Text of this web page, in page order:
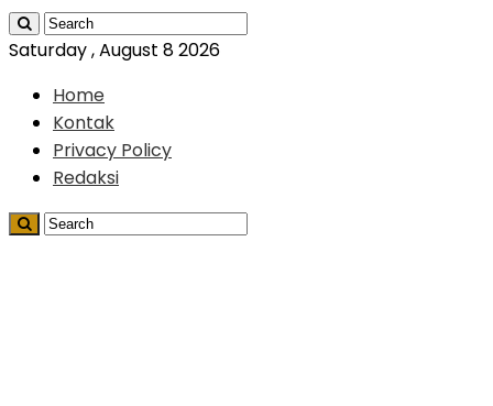
Saturday , August 8 2026
Home
Kontak
Privacy Policy
Redaksi